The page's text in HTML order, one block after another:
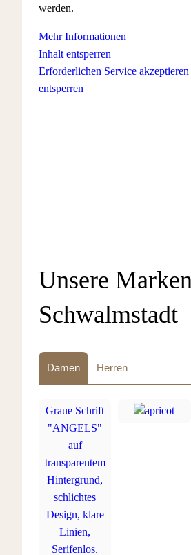
werden.
Mehr Informationen
Inhalt entsperren
Erforderlichen Service
entsperren
Unsere
Schwalmstadt
Damen Herren